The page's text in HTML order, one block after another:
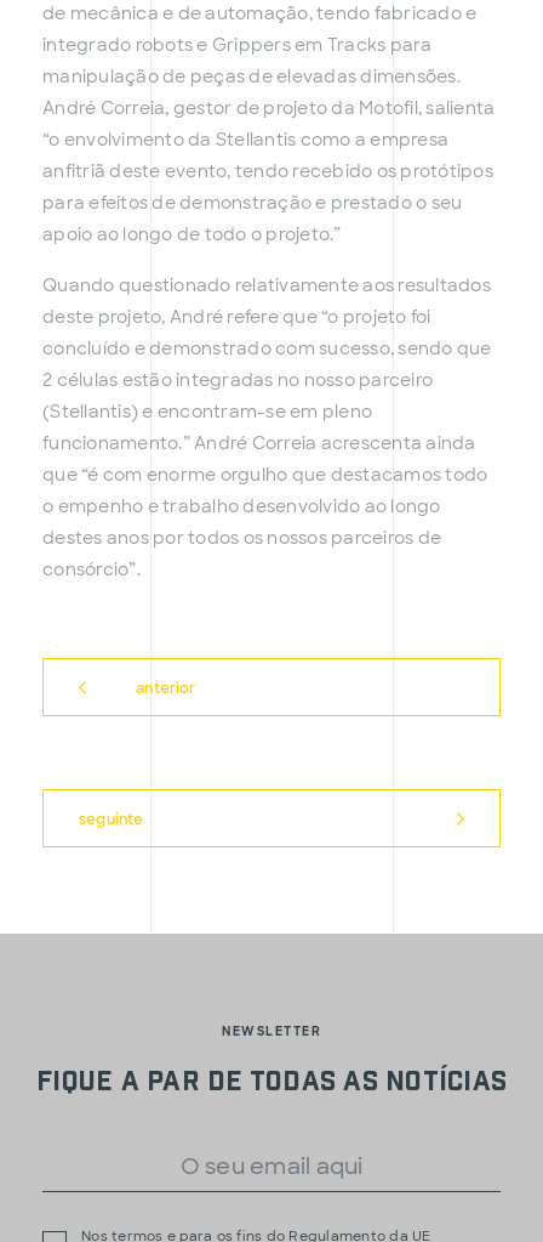
de mecânica e de automação, tendo fabricado e
integrado robots e Grippers em Tracks para
manipulação de peças de elevadas dimensões.
André Correia, gestor de projeto da Motofil, salienta
“o envolvimento da Stellantis como a empresa
anfitriã deste evento, tendo recebido os protótipos
para efeitos de demonstração e prestado o seu
apoio ao longo de todo o projeto.”
Quando questionado relativamente aos resultados
deste projeto, André refere que “o projeto foi
concluído e demonstrado com sucesso, sendo que
2 células estão integradas no nosso parceiro
(Stellantis) e encontram-se em pleno
funcionamento.” André Correia acrescenta ainda
que “é com enorme orgulho que destacamos todo
o empenho e trabalho desenvolvido ao longo
destes anos por todos os nossos parceiros de
consórcio”.
anterior
seguinte
NEWSLETTER
Fique a par de todas as notícias
Nos termos e para os fins do Regulamento da UE